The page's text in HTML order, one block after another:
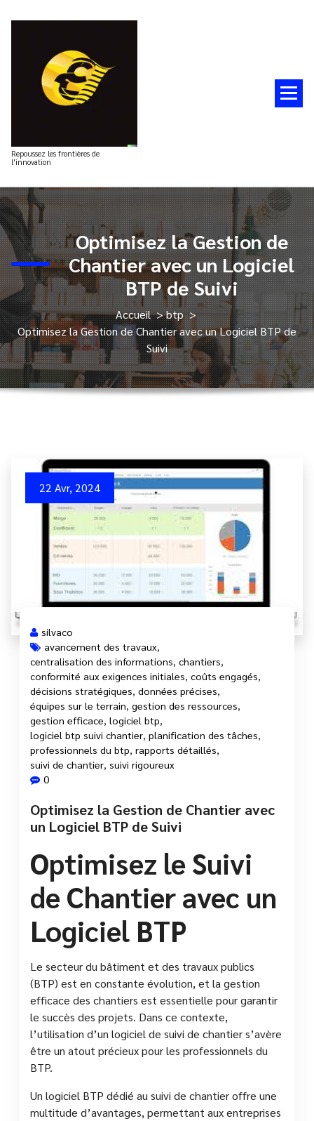
Repoussez les frontières de
l'innovation
Optimisez la Gestion de
Chantier avec un Logiciel
BTP de Suivi
Accueil>btp>
Optimisez la Gestion de Chantier avec un Logiciel BTP de
Suivi
22 Avr, 2024
silvaco
avancement des travaux,
centralisation des informations, chantiers,
conformité aux exigences initiales, coûts engagés,
décisions stratégiques, données précises,
équipes sur le terrain, gestion des ressources,
gestion efficace, logiciel btp,
logiciel btp suivi chantier, planification des tâches,
professionnels du btp, rapports détaillés,
suivi de chantier, suivi rigoureux
0
Optimisez la Gestion de Chantier avec
un Logiciel BTP de Suivi
Optimisez le Suivi
de Chantier avec un
Logiciel BTP
Le secteur du bâtiment et des travaux publics
(BTP) est en constante évolution, et la gestion
efficace des chantiers est essentielle pour garantir
le succès des projets. Dans ce contexte,
l’utilisation d’un logiciel de suivi de chantier s’avère
être un atout précieux pour les professionnels du
BTP.
Un logiciel BTP dédié au suivi de chantier offre une
multitude d’avantages, permettant aux entreprises